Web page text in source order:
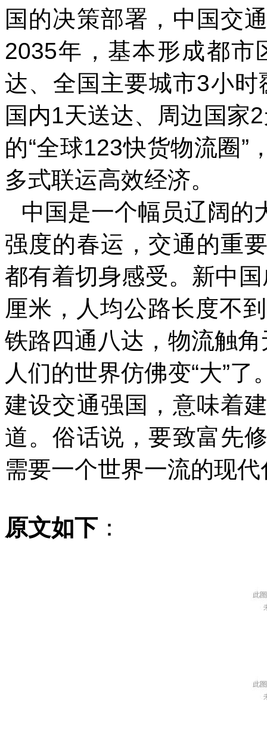
国的决策部署，中国交
2035年，基本形成都
达、全国主要城市3小时
国内1天送达、周边国家
的“全球123快货物流圈”
多式联运高效经济。
中国是一个幅员辽阔的
强度的春运，交通的重
都有着切身感受。新中
厘米，人均公路长度不
铁路四通八达，物流触
人们的世界仿佛变“大”
建设交通强国，意味着
道。俗话说，要致富先
需要一个世界一流的现
原文如下 ：